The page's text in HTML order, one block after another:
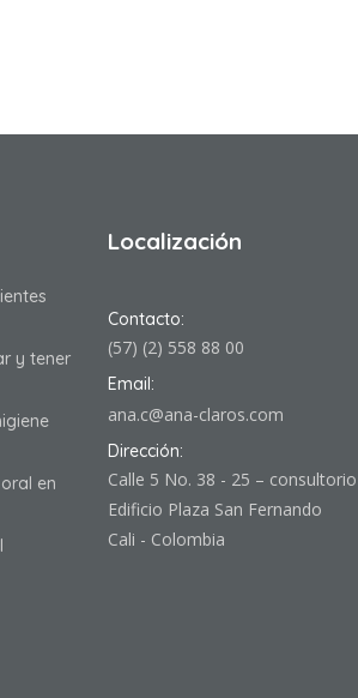
y tener
en
Localización
Contacto:
(57) (2) 558 88 00
Email:
ana.c@ana-claros.com
Dirección:
Calle 5 No. 38 - 25 – consultorio
Edificio Plaza San Fernando
Cali - Colombia